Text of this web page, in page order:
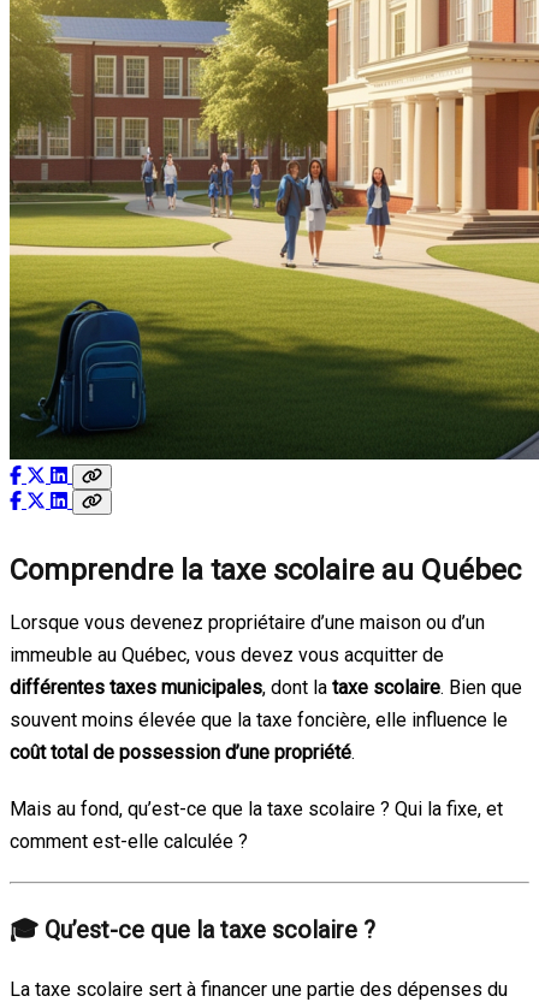
Comprendre la taxe scolaire au Québec
Lorsque vous devenez propriétaire d’une maison ou d’un
immeuble au Québec, vous devez vous acquitter de
différentes taxes municipales, dont la taxe scolaire. Bien que
souvent moins élevée que la taxe foncière, elle influence le
coût total de possession d’une propriété.
Mais au fond, qu’est-ce que la taxe scolaire ? Qui la fixe, et
comment est-elle calculée ?
🎓 Qu’est-ce que la taxe scolaire ?
La taxe scolaire sert à financer une partie des dépenses du